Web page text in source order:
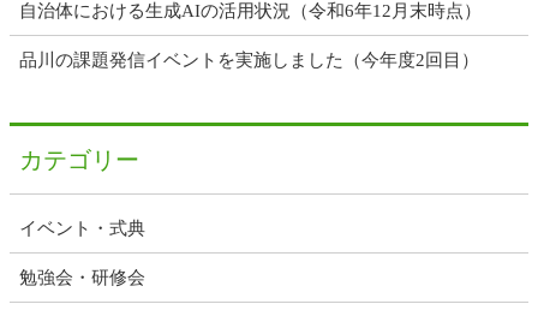
自治体における生成AIの活用状況（令和6年12月末時点）
品川の課題発信イベントを実施しました（今年度2回目）
カテゴリー
イベント・式典
勉強会・研修会